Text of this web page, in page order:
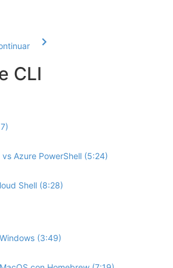
CLI
Azure PowerShell (5:24)
Shell (8:28)
(3:49)